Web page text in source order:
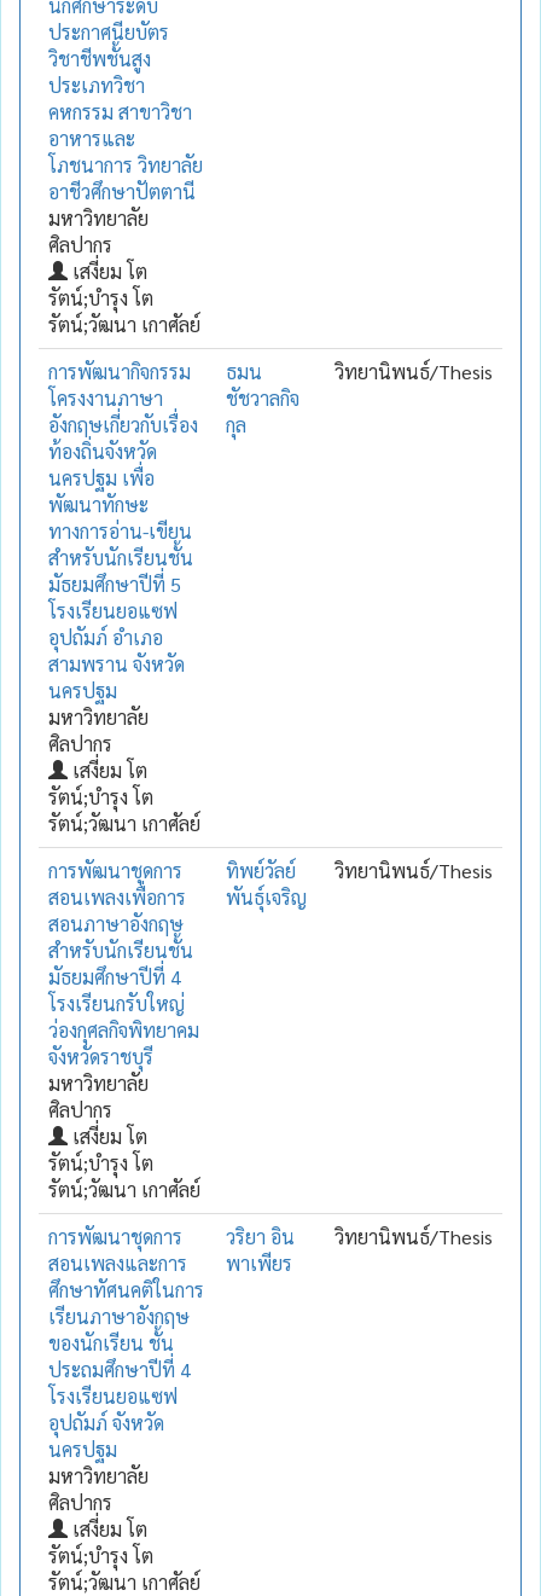
ประกาศนียบัตร
วิชาชีพชั้นสูง
ประเภทวิชา
คหกรรม สาขาวิชา
อาหารและ
โภชนาการ วิทยาลัย
อาชีวศึกษาปัตตานี
มหาวิทยาลัย
ศิลปากร
เสงี่ยม โต
รัตน์;บำรุง โต
รัตน์;วัฒนา เกาศัลย์
การพัฒนากิจกรรม
โครงงานภาษา
อังกฤษเกี่ยวกับเรื่อง
ท้องถิ่นจังหวัด
นครปฐม เพื่อ
พัฒนาทักษะ
ทางการอ่าน-เขียน
สำหรับนักเรียนชั้น
มัธยมศึกษาปีที่ 5
โรงเรียนยอแซฟ
อุปถัมภ์ อำเภอ
สามพราน จังหวัด
นครปฐม
มหาวิทยาลัย
ศิลปากร
เสงี่ยม โต
รัตน์;บำรุง โต
รัตน์;วัฒนา เกาศัลย์
ธมน
ชัชวาลกิจ
กุล
วิทยานิพนธ์/Thesis
การพัฒนาชุดการ
สอนเพลงเพื่อการ
สอนภาษาอังกฤษ
สำหรับนักเรียนชั้น
มัธยมศึกษาปีที่ 4
โรงเรียนกรับใหญ่
ว่องกุศลกิจพิทยาคม
จังหวัดราชบุรี
มหาวิทยาลัย
ศิลปากร
เสงี่ยม โต
รัตน์;บํารุง โต
รัตน์;วัฒนา เกาศัลย์
ทิพย์วัลย์
พันธุ์เจริญ
วิทยานิพนธ์/Thesis
การพัฒนาชุดการ
สอนเพลงและการ
ศึกษาทัศนคติในการ
เรียนภาษาอังกฤษ
ของนักเรียน ชั้น
ประถมศึกษาปีที่ 4
โรงเรียนยอแซฟ
อุปถัมภ์ จังหวัด
นครปฐม
มหาวิทยาลัย
ศิลปากร
เสงี่ยม โต
รัตน์;บำรุง โต
รัตน์;วัฒนา เกาศัลย์
วริยา อิน
พาเพียร
วิทยานิพนธ์/Thesis